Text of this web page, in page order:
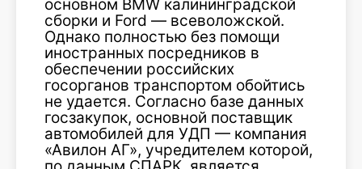
основном BMW калининградской
сборки и Ford — всеволожской.
Однако полностью без помощи
иностранных посредников в
обеспечении российских
госорганов транспортом обойтись
не удается. Согласно базе данных
госзакупок, основной поставщик
автомобилей для УДП — компания
«Авилон АГ», учредителем которой,